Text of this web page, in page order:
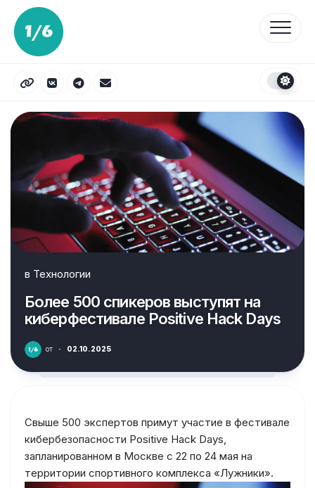
Перейти
содержанию
в Технологии
Более 500 спикеров выступят на
киберфестивале Positive Hack Days
от · 02.10.2025
Свыше 500 экспертов примут участие в фестивале
кибербезопасности Positive Hack Days,
запланированном в Москве с 22 по 24 мая на
территории спортивного комплекса «Лужники».